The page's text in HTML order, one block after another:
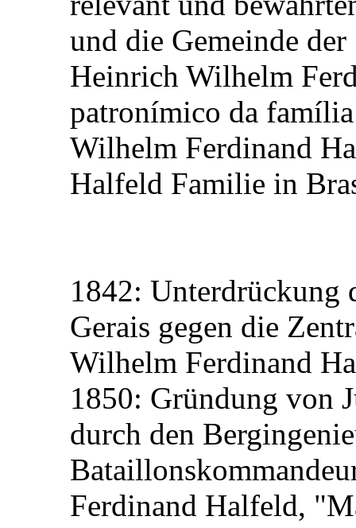
und die Gemeinde
Heinrich Wilhelm
patronímico da
Wilhelm Ferdinand
Halfeld Familie in
1842: Unterdrückung
Gerais gegen die
Wilhelm Ferdinand
1850: Gründung von
durch den
Ferdinand Halfeld,